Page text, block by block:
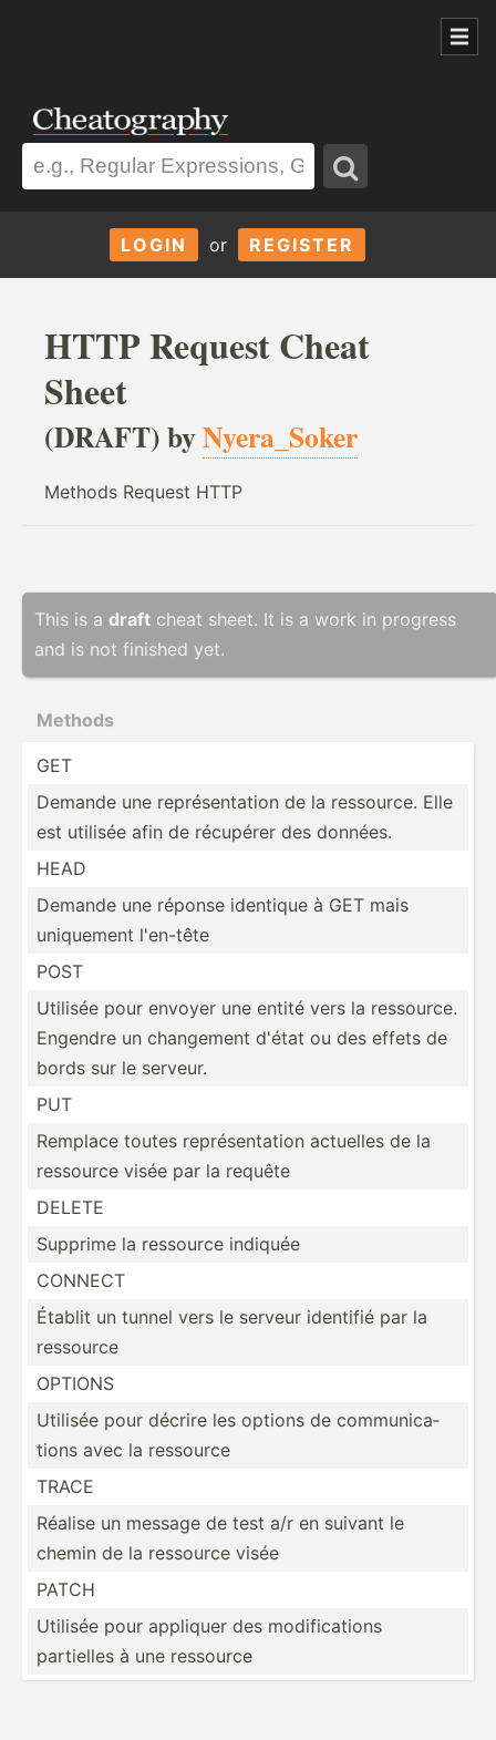
LOGIN or REGISTER
HTTP Request Cheat
Sheet
(DRAFT) byNyera_Soker
Methods Request HTTP
This is a draft cheat sheet. It is a work in progress
and is not finished yet.
Methods
GET
Demande une représ­ent­ation de la ressource. Elle
est utilisée afin de récupérer des données.
HEAD
Demande une réponse identique à GET mais
uniquement l'en-tête
POST
Utilisée pour envoyer une entité vers la ressource.
Engendre un changement d'état ou des effets de
bords sur le serveur.
PUT
Remplace toutes représ­ent­ation actuelles de la
ressource visée par la requête
DELETE
Supprime la ressource indiquée
CONNECT
Établit un tunnel vers le serveur identifié par la
ressource
OPTIONS
Utilisée pour décrire les options de commun­ica­
tions avec la ressource
TRACE
Réalise un message de test a/r en suivant le
chemin de la ressource visée
PATCH
Utilisée pour appliquer des modifi­cations
partielles à une ressource